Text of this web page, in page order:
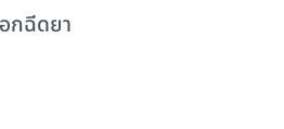
กฉีดยา